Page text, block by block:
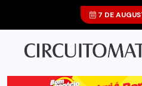
7 DE